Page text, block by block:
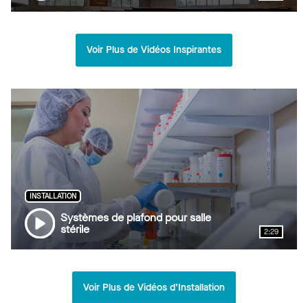
Voir Plus de Vidéos Inspirantes
INSTALLATION
Systèmes de plafond pour salle
stérile
2:29
Voir Plus de Vidéos d’Installation